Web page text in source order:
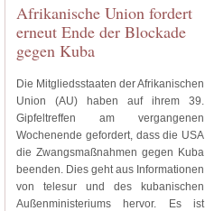
Afrikanische Union fordert
erneut Ende der Blockade
gegen Kuba
Die Mitgliedsstaaten der Afrikanischen
Union (AU) haben auf ihrem 39.
Gipfeltreffen am vergangenen
Wochenende gefordert, dass die USA
die Zwangsmaßnahmen gegen Kuba
beenden. Dies geht aus Informationen
von telesur und des kubanischen
Außenministeriums hervor. Es ist